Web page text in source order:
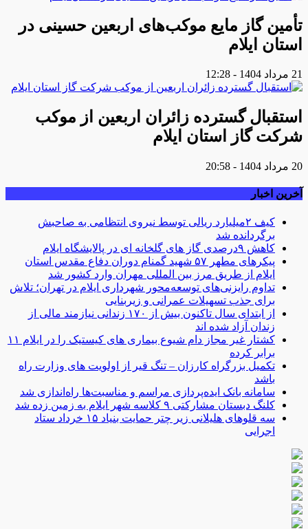
تأمین گاز مایع موکب‌هاى اربعین حسینى در
استان ایلام
21 مرداد 1404 - 12:28
استقبال گسترده زائران اربعین از موکب
شرکت گاز استان ایلام
20 مرداد 1404 - 20:58
آخرین اخبار
کیف ۲میلیارد ریالی توسط نیروی انتظامی به صاحبش
برگردانده شد
کاهش ۹درصدی گاز های گلخانه ای در پالایشگاه ایلام
پیکرهای مطهر ۵۷ شهید گمنام دوران دفاع مقدس استان
ایلام از طریق مرز بین المللی مهران وارد کشور شد
تداوم رایزنی‌های توسعه‌محور شهرداری ایلام در تهران؛ تلاش
برای جذب تسهیلات عمرانی و زیربنایی
از ابتدای سال تاکنون بیش از ۱۷۰ زندانی نیازمند مالی از
زندان آزاد شده اند
کشتار غیر مجاز دام شیوع بیماری های کیستیک را در ایلام ١١
برابر کرده
تکمیل بزرگراه کارزان – تنگ قیر از اولویت های وزارت راه
باشد
سامانه بانک ایده‌پردازی مراسم و مناسبت‌ها راه‌اندازی شد
کلنگ دبستان مشارکتی ۹ کلاسه شهر ایلام به زمین زده شد
سه قلوهای هلیلانی زیر چتر حمایت بنیاد ۱۵ خرداد ستاد
اجرایی